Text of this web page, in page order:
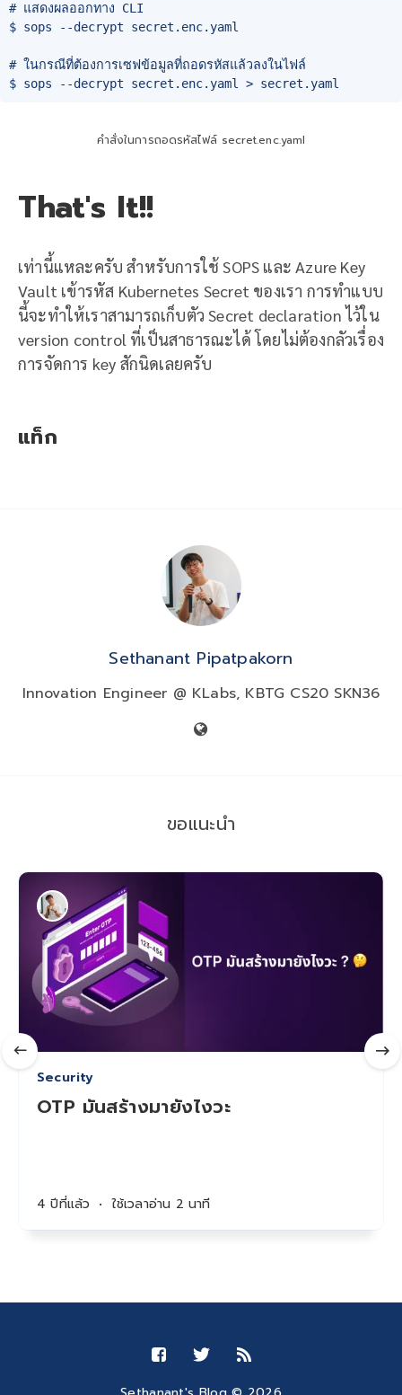
# แสดงผลออกทาง CLI
$ sops --decrypt secret.enc.yaml
# ในกรณีที่ต้องการเซฟข้อมูลที่ถอดรหัสแล้วลงในไฟล์
$ sops --decrypt secret.enc.yaml > secret.yaml
คำสั่งในการถอดรหัสไฟล์ secret.enc.yaml
That's It!!
เท่านี้แหละครับ สำหรับการใช้ SOPS และ Azure Key
Vault เข้ารหัส Kubernetes Secret ของเรา การทำแบบ
นี้จะทำให้เราสามารถเก็บตัว Secret declaration ไว้ใน
version control ที่เป็นสาธารณะได้ โดยไม่ต้องกลัวเรื่อง
การจัดการ key สักนิดเลยครับ
แท็ก
Sethanant Pipatpakorn
Innovation Engineer @ KLabs, KBTG CS20 SKN36
ขอแนะนำ
Security
OTP มันสร้างมายังไงวะ
4 ปีที่แล้ว • ใช้เวลาอ่าน 2 นาที